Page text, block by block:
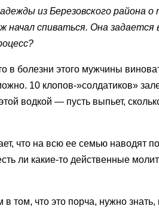
из Березовского района о
начал спиваться. Она
болезни этого мужчины
10 клопов-»солдатиков»
водкой — пусть выпьет,
что на всю ее семью наводят
ли какие-то действенные
том, что это порча, нужно